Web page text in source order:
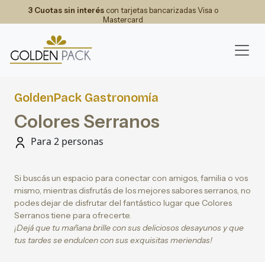
3 Cuotas sin interéscon tarjetas bancarizadas Visa o
Mastercard
GoldenPack Gastronomía
Colores Serranos
Para 2 personas
Si buscás un espacio para conectar con amigos, familia o vos
mismo, mientras disfrutás de los mejores sabores serranos, no
podes dejar de disfrutar del fantástico lugar que Colores
Serranos tiene para ofrecerte.
¡Dejá que tu mañana brille con sus deliciosos desayunos y que
tus tardes se endulcen con sus exquisitas meriendas!